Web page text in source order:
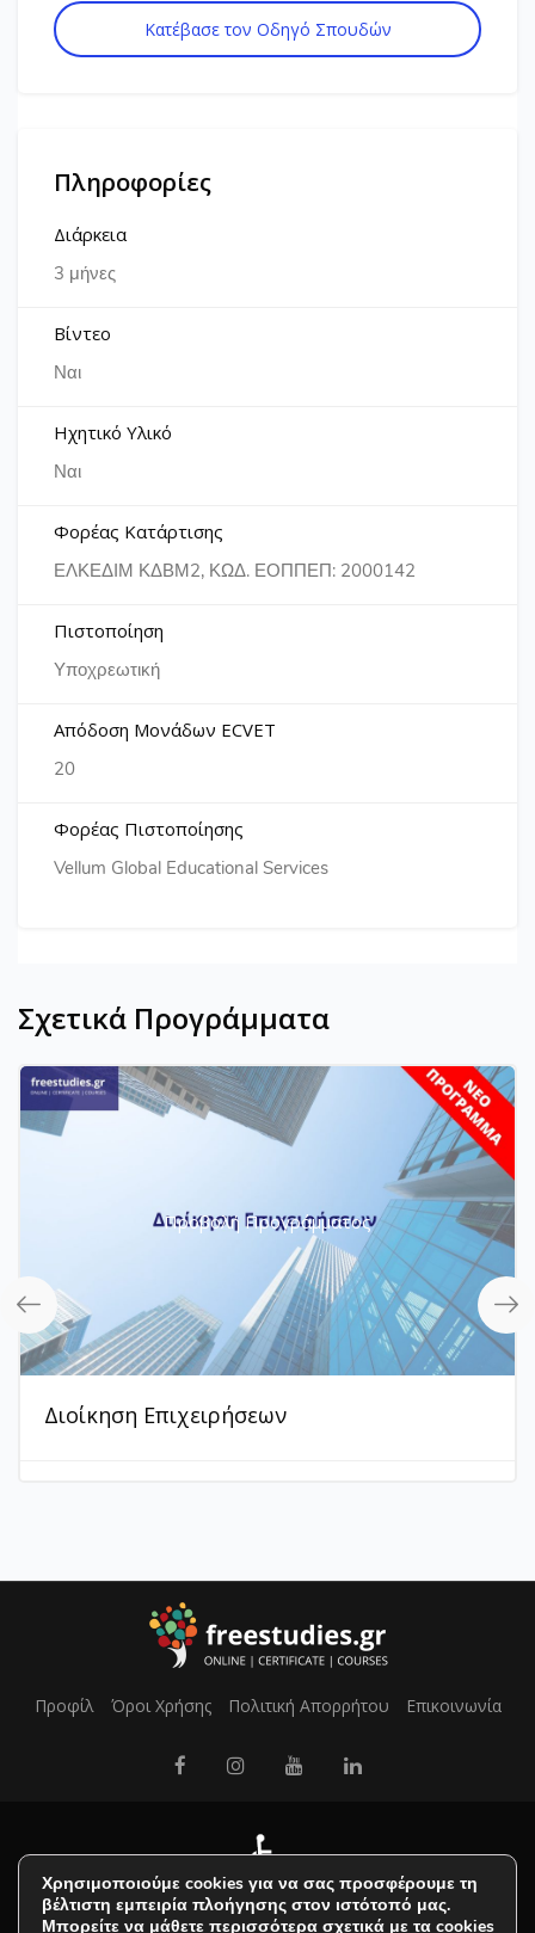
Κατέβασε τον Οδηγό Σπουδών
Πληροφορίες
Διάρκεια
3 μήνες
Βίντεο
Ναι
Ηχητικό Υλικό
Ναι
Φορέας Κατάρτισης
ΕΛΚΕΔΙΜ ΚΔΒΜ2, ΚΩΔ. ΕΟΠΠΕΠ: 2000142
Πιστοποίηση
Υποχρεωτική
Απόδοση Μονάδων ECVET
20
Φορέας Πιστοποίησης
Vellum Global Educational Services
Σχετικά Προγράμματα
Προβολή Προγράμματος
Διοίκηση Επιχειρήσεων
Προφίλ Όροι Χρήσης Πολιτική Απορρήτου Επικοινωνία
Χρησιμοποιούμε cookies για να σας προσφέρουμε τη
βέλτιστη εμπειρία πλοήγησης στον ιστότοπό μας.
Μπορείτε να μάθετε περισσότερα σχετικά με τα cookies